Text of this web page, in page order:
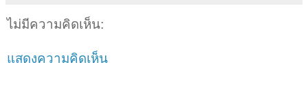
ไม่มีความคิดเห็น:
แสดงความคิดเห็น